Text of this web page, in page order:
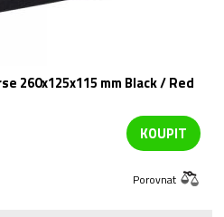
260x125x115 mm Black / Red
KOUPIT
Porovnat